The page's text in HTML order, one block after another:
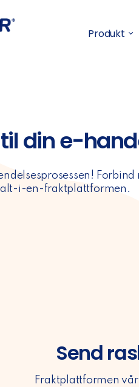
Produkt
din e-
alt-i-en-fraktplattformen.
Send
Fraktplattformen